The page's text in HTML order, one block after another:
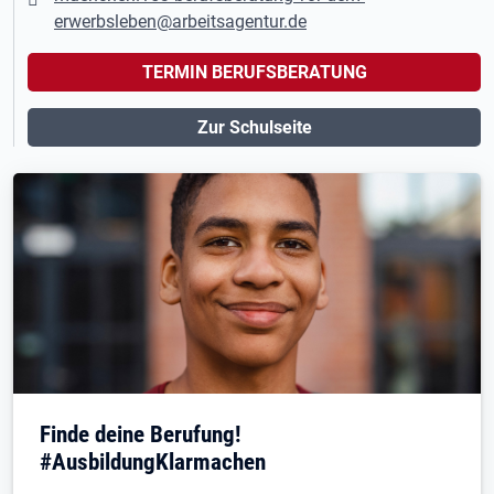
erwerbsleben@arbeitsagentur.de
TERMIN BERUFSBERATUNG
Zur Schulseite
Finde deine Berufung!
#AusbildungKlarmachen